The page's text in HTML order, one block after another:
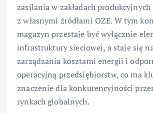
zasilania w zakładach
z własnymi źródłami OZE. W tym
magazyn przestaje być wyłącznie
infrastruktury sieciowej, a staje się
zarządzania kosztami energii i
operacyjną przedsiębiorstw, co ma
znaczenie dla konkurencyjności
rynkach globalnych.